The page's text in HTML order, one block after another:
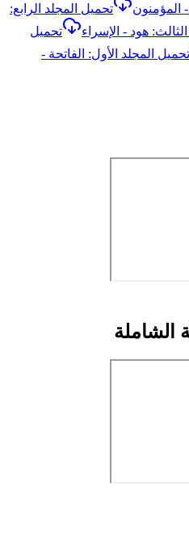
المؤمنون
تحميل المجلد الرابع:
هود - الإسراء
تحميل
تحميل المجلد الأول: الفاتحة -
الشاملة